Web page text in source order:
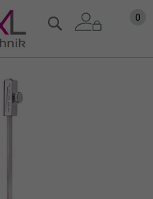
Zum
Inhalt
0
Suche